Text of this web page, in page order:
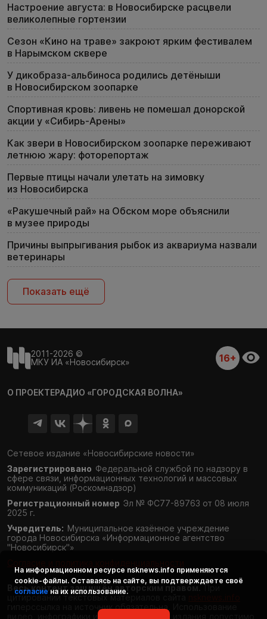
Настроение августа: в Новосибирске расцвели
великолепные гортензии
Сезон «Кино на траве» закроют ярким фестивалем
в Нарымском сквере
У дикобраза-альбиноса родились детёныши
в Новосибирском зоопарке
Спортивная кровь: ливень не помешал донорской
акции у «Сибирь-Арены»
Как звери в Новосибирском зоопарке переживают
летнюю жару: фоторепортаж
Первые птицы начали улетать на зимовку
из Новосибирска
«Ракушечный рай» на Обском море объяснили
в музее природы
Причины выпрыгивания рыбок из аквариума назвали
ветеринары
Показать ещё
2011-2026 ©
МКУ ИА «Новосибирск»
16+
О ПРОЕКТЕРАДИО «ГОРОДСКАЯ ВОЛНА»
Сетевое издание «Новосибирские новости»
Зарегистрировано Федеральной службой по надзору в
сфере связи, информационных технологий и массовых
коммуникаций (Роскомнадзор)
Регистрационный номер Эл № ФС77-89763 от 08 июля
2025 г.
Учредитель: Муниципальное казённое учреждение
города Новосибирска «Информационное агентство
"Новосибирск"»
Весь контент защищён авторским правом. При
цитировании текстовых материалов сайта
гиперссылка на источник обязательна. Использование
видео, инфографики и фотоматериалов издания допустимо
На информационном ресурсе nsknews.info применяются
cookie-файлы. Оставаясь на сайте, вы подтверждаете своё
согласие на их использование.